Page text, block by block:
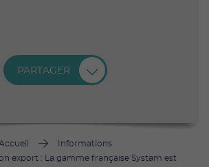
PARTAGER
Informations
export : La gamme française Systam est